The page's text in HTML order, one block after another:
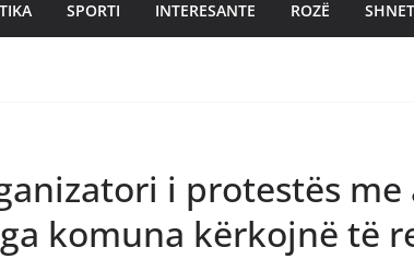
SPORTI INTERESANTE ROZË
i protestës
komuna kërkojnë të